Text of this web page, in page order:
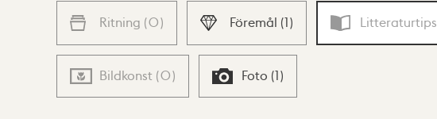
Ritning (0) Föremål (1) Litteraturtips
Bildkonst (0) Foto (1)